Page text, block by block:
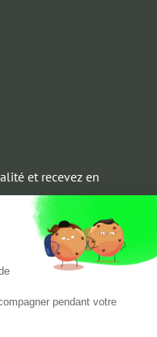
et recevez en
Marais
pendant votre